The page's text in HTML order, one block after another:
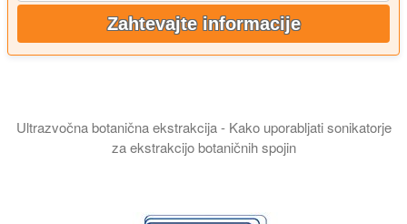
Zahtevajte informacije
Ultrazvočna botanična ekstrakcija - Kako uporabljati sonikatorje
za ekstrakcijo botaničnih spojin